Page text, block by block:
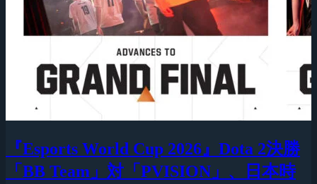
『Esports World Cup 2026』Dota 2決勝
「BB Team」対「PVISION」、日本時